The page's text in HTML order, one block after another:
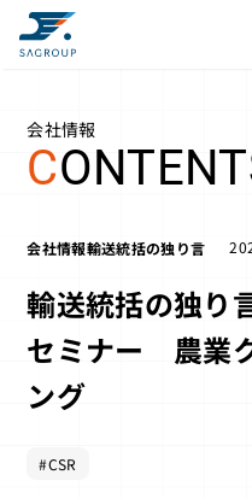
会社情報
C
会社情報輸送統括の独り言
輸送統括の独
セミナー 農業
ング
#CSR